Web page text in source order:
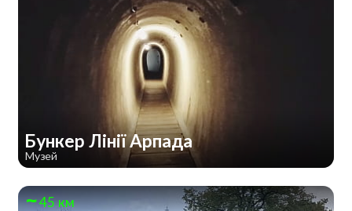
Бункер Лінії Арпада
Музей
45 км